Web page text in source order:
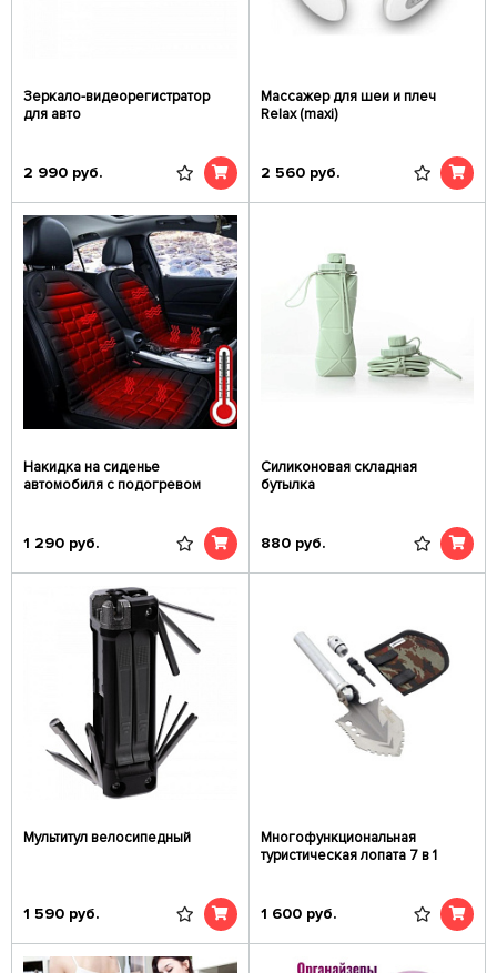
Зеркало-видеорегистратор
для авто
2 990 руб.
Массажер для шеи и плеч
Relax (maxi)
2 560 руб.
Накидка на сиденье
автомобиля с подогревом
1 290 руб.
Силиконовая складная
бутылка
880 руб.
Мультитул велосипедный
1 590 руб.
Многофункциональная
туристическая лопата 7 в 1
1 600 руб.